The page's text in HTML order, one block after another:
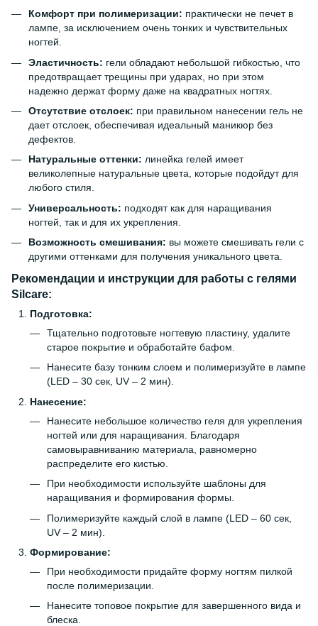
Комфорт при полимеризации: практически не печет в
лампе, за исключением очень тонких и чувствительных
ногтей.
Эластичность: гели обладают небольшой гибкостью, что
предотвращает трещины при ударах, но при этом
надежно держат форму даже на квадратных ногтях.
Отсутствие отслоек: при правильном нанесении гель не
дает отслоек, обеспечивая идеальный маникюр без
дефектов.
Натуральные оттенки: линейка гелей имеет
великолепные натуральные цвета, которые подойдут для
любого стиля.
Универсальность: подходят как для наращивания
ногтей, так и для их укрепления.
Возможность смешивания: вы можете смешивать гели с
другими оттенками для получения уникального цвета.
Рекомендации и инструкции для работы с гелями
Silcare:
Подготовка:
Тщательно подготовьте ногтевую пластину, удалите
старое покрытие и обработайте бафом.
Нанесите базу тонким слоем и полимеризуйте в лампе
(LED – 30 сек, UV – 2 мин).
Нанесение:
Нанесите небольшое количество геля для укрепления
ногтей или для наращивания. Благодаря
самовыравниванию материала, равномерно
распределите его кистью.
При необходимости используйте шаблоны для
наращивания и формирования формы.
Полимеризуйте каждый слой в лампе (LED – 60 сек,
UV – 2 мин).
Формирование:
При необходимости придайте форму ногтям пилкой
после полимеризации.
Нанесите топовое покрытие для завершенного вида и
блеска.